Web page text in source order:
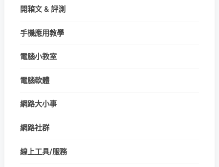
開箱文 & 評測
手機應用教學
電腦小教室
電腦軟體
網路大小事
網路社群
線上工具/服務